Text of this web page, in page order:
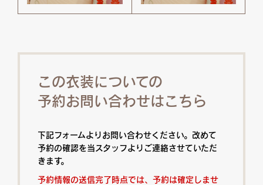
この衣装についての
予約お問い合わせはこちら
下記フォームよりお問い合わせください。改めて
予約の確認を当スタッフよりご連絡させていただ
きます。
予約情報の送信完了時点では、予約は確定しませ